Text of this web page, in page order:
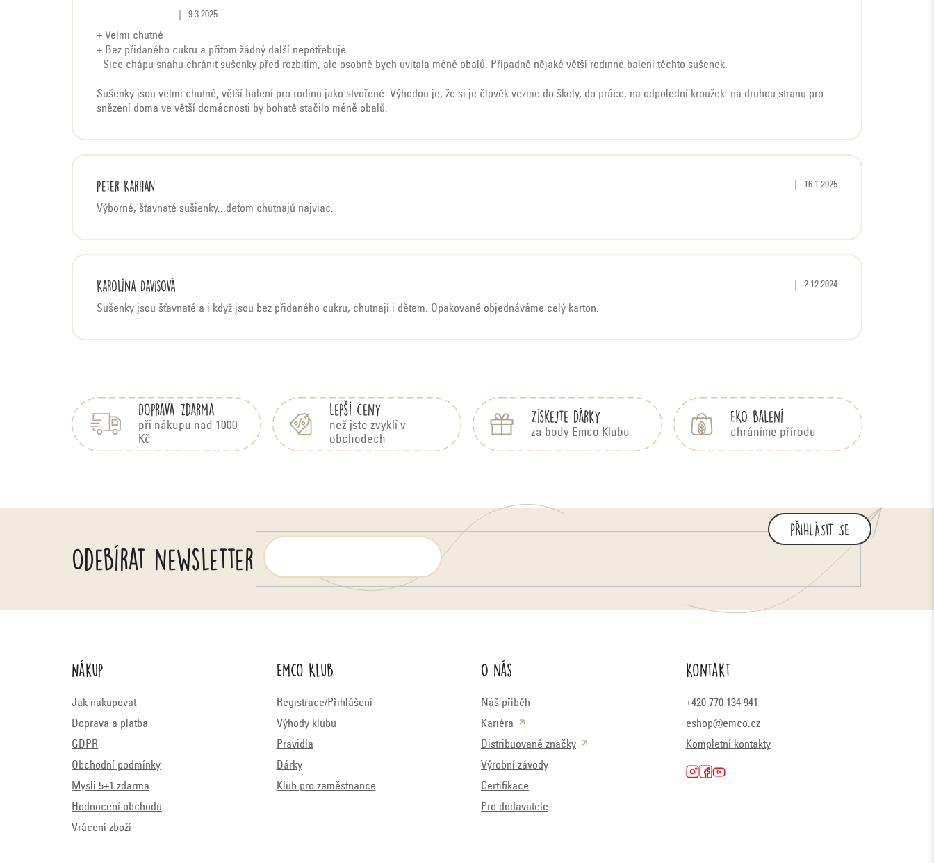
Hodnocení produktu je 5 z 5 hvězdiček.
9.3.2025
+ Velmi chutné
+ Bez přidaného cukru a přitom žádný další nepotřebuje
- Sice chápu snahu chránit sušenky před rozbitím, ale osobně bych uvítala méně obalů. Případně nějaké větší rodinné balení těchto sušenek.
Sušenky jsou velmi chutné, větší balení pro rodinu jako stvořené. Výhodou je, že si je člověk vezme do školy, do práce, na odpolední kroužek. na druhou stranu pro
snězení doma ve větší domácnosti by bohatě stačilo méně obalů.
Peter Karhan Hodnocení produktu je 5 z 5
16.1.2025
Výborné, šťavnaté sušienky...deťom chutnajú najviac.
Karolína Davisová Hodnocení produktu je 5 z 5
2.12.2024
Sušenky jsou šťavnaté a i když jsou bez přidaného cukru, chutnají i dětem. Opakovaně objednáváme celý karton.
Doprava zdarma
při nákupu nad 1000
Kč
Lepší ceny
než jste zvyklí v
obchodech
Získejte dárky
za body Emco Klubu
EKO balení
chráníme přírodu
Odebírat newsletter
PŘIHLÁSIT SE
Nákup
Jak nakupovat
Doprava a platba
GDPR
Obchodní podmínky
Mysli 5+1 zdarma
Hodnocení obchodu
Vrácení zboží
Emco Klub
Registrace/Přihlášení
Výhody klubu
Pravidla
Dárky
Klub pro zaměstnance
O nás
Náš příběh
Kariéra
Distribuované značky
Výrobní závody
Certifikace
Pro dodavatele
Kontakt
+420 770 134 941
eshop@emco.cz
Kompletní kontakty